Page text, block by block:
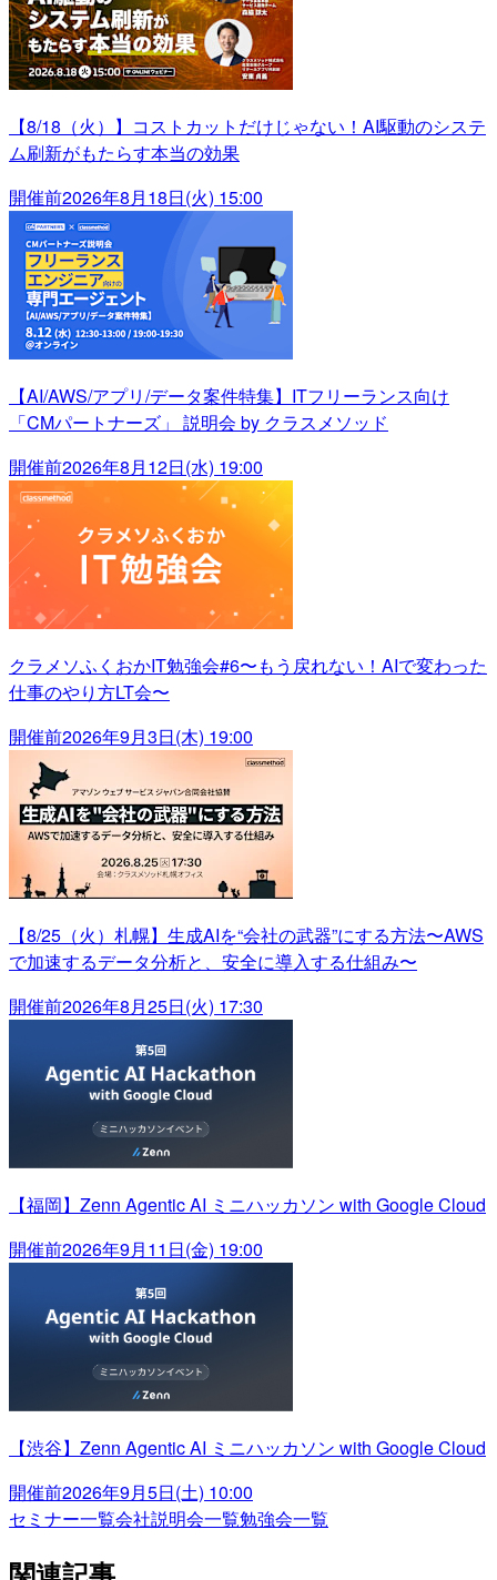
【8/18（火）】コストカットだけじゃない！AI駆動のシステ
ム刷新がもたらす本当の効果
開催前2026年8月18日(火) 15:00
【AI/AWS/アプリ/データ案件特集】ITフリーランス向け
「CMパートナーズ」 説明会 by クラスメソッド
開催前2026年8月12日(水) 19:00
クラメソふくおかIT勉強会#6〜もう戻れない！AIで変わった
仕事のやり方LT会〜
開催前2026年9月3日(木) 19:00
【8/25（火）札幌】生成AIを“会社の武器”にする方法〜AWS
で加速するデータ分析と、安全に導入する仕組み〜
開催前2026年8月25日(火) 17:30
【福岡】Zenn Agentic AI ミニハッカソン with Google Cloud
開催前2026年9月11日(金) 19:00
【渋谷】Zenn Agentic AI ミニハッカソン with Google Cloud
開催前2026年9月5日(土) 10:00
セミナー一覧会社説明会一覧勉強会一覧